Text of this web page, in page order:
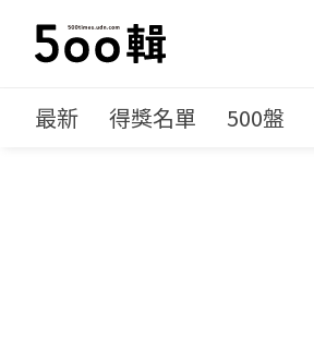
最新 得獎名單 500盤